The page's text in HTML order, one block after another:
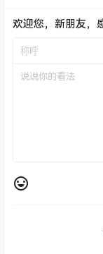
欢迎您，新朋友，